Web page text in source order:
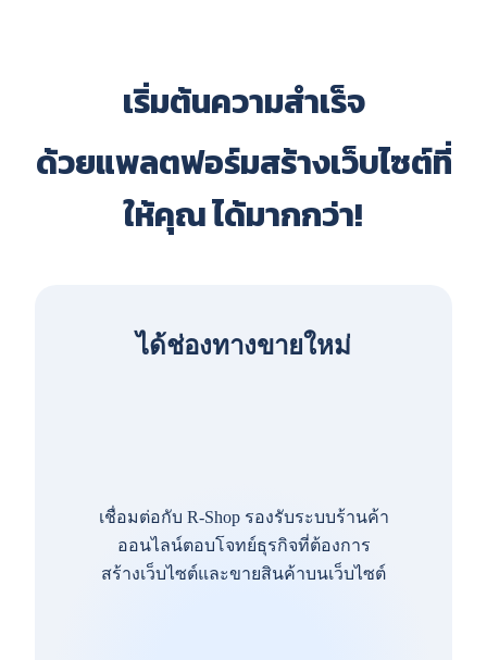
เริ่มต้นความสำเร็จ
ด้วยแพลตฟอร์มสร้างเว็บไซต์ที่
ให้คุณ ได้มากกว่า!
ได้ช่องทางขายใหม่
เชื่อมต่อกับ R-Shop รองรับระบบร้านค้า
ออนไลน์ตอบโจทย์ธุรกิจที่ต้องการ
สร้างเว็บไซต์และขายสินค้าบนเว็บไซต์